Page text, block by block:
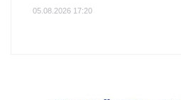
05.08.2026 17:20